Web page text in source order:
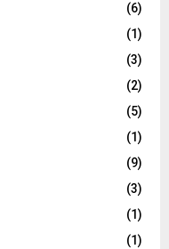
(6)
(1)
(3)
(2)
(5)
(1)
(9)
(3)
(1)
(1)